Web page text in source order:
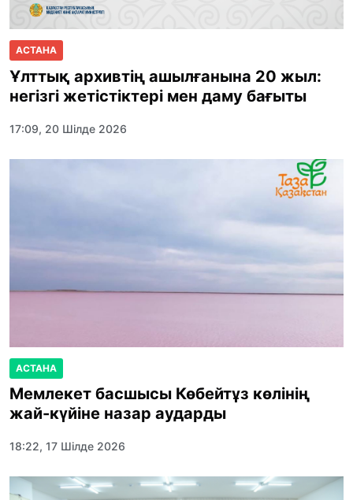
АСТАНА
Ұлттық архивтің ашылғанына 20 жыл:
негізгі жетістіктері мен даму бағыты
17:09, 20 Шілде 2026
АСТАНА
Мемлекет басшысы Көбейтұз көлінің
жай-күйіне назар аударды
18:22, 17 Шілде 2026